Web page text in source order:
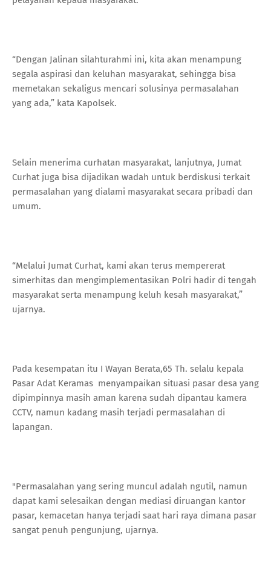
“Dengan Jalinan silahturahmi ini, kita akan menampung
segala aspirasi dan keluhan masyarakat, sehingga bisa
memetakan sekaligus mencari solusinya permasalahan
yang ada,” kata Kapolsek.
Selain menerima curhatan masyarakat, lanjutnya, Jumat
Curhat juga bisa dijadikan wadah untuk berdiskusi terkait
permasalahan yang dialami masyarakat secara pribadi dan
umum.
“Melalui Jumat Curhat, kami akan terus mempererat
simerhitas dan mengimplementasikan Polri hadir di tengah
masyarakat serta menampung keluh kesah masyarakat,”
ujarnya.
Pada kesempatan itu I Wayan Berata,65 Th. selalu kepala
Pasar Adat Keramas menyampaikan situasi pasar desa yang
dipimpinnya masih aman karena sudah dipantau kamera
CCTV, namun kadang masih terjadi permasalahan di
lapangan.
"Permasalahan yang sering muncul adalah ngutil, namun
dapat kami selesaikan dengan mediasi diruangan kantor
pasar, kemacetan hanya terjadi saat hari raya dimana pasar
sangat penuh pengunjung, ujarnya.